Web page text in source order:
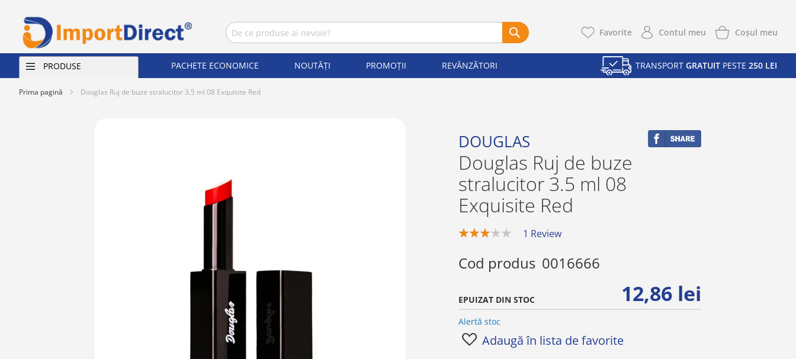
Favorite Contul meu Coşul meu
PRODUSE PACHETE ECONOMICE NOUTĂȚI PROMOȚII REVÂNZĂTORI TRANSPORT GRATUIT PESTE 250 LEI
Prima pagină Douglas Ruj de buze stralucitor 3.5 ml 08 Exquisite Red
DOUGLAS
Douglas Ruj de buze
stralucitor 3.5 ml 08
Exquisite Red
1 Review
EPUIZAT DIN STOC
Cod produs 0016666
12,86 lei
Alertă stoc
Adaugă în lista de favorite